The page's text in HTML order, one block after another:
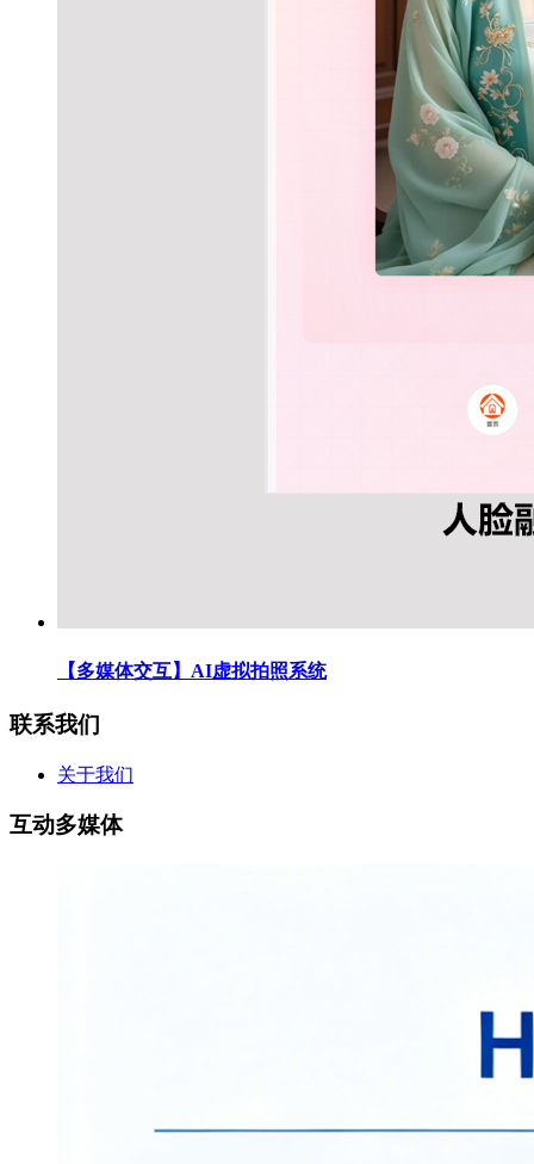
【多媒体交互】AI虚拟拍照系统
联系我们
关于我们
互动多媒体